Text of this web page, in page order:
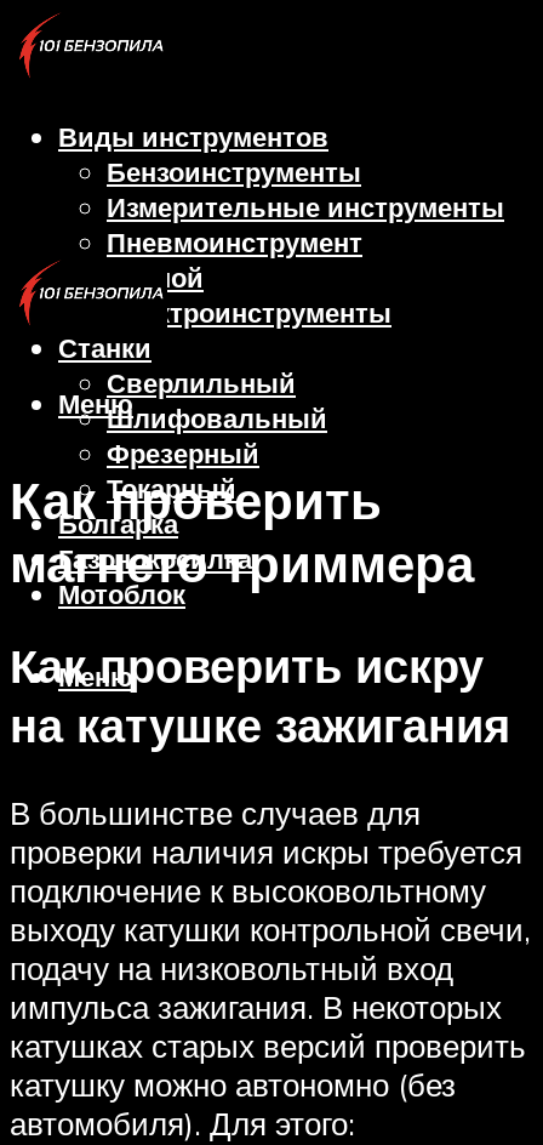
Виды инструментов
Бензоинструменты
Измерительные инструменты
Пневмоинструмент
Ручной
Электроинструменты
Станки
Сверлильный
Шлифовальный
Фрезерный
Токарный
Болгарка
Газонокосилка
Мотоблок
Меню
Меню
Как проверить
магнето триммера
Как проверить искру
на катушке зажигания
В большинстве случаев для
проверки наличия искры требуется
подключение к высоковольтному
выходу катушки контрольной свечи,
подачу на низковольтный вход
импульса зажигания. В некоторых
катушках старых версий проверить
катушку можно автономно (без
автомобиля). Для этого: